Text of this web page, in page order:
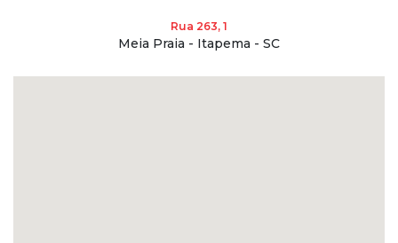
Rua 263, 1
Meia Praia - Itapema - SC